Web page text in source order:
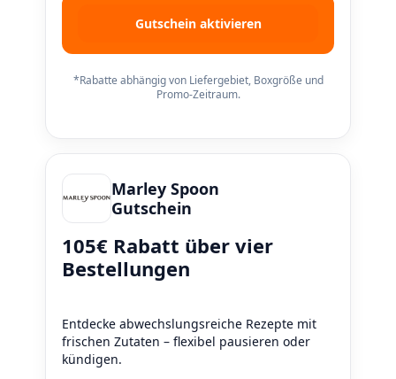
Gutschein aktivieren
*Rabatte abhängig von Liefergebiet, Boxgröße und
Promo-Zeitraum.
Marley Spoon
Gutschein
105€ Rabatt über vier
Bestellungen
Entdecke abwechslungsreiche Rezepte mit
frischen Zutaten – flexibel pausieren oder
kündigen.